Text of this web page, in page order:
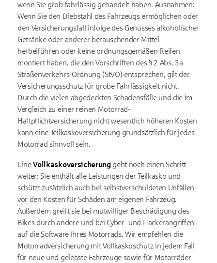
wenn Sie grob fahrlässig gehandelt haben. Ausnahmen:
Wenn Sie den Diebstahl des Fahrzeugs ermöglichen oder
den Versicherungsfall infolge des Genusses alkoholischer
Getränke oder anderer berauschender Mittel
herbeiführen oder keine ordnungsgemäßen Reifen
montiert haben, die den Vorschriften des § 2 Abs. 3a
Straßenverkehrs-Ordnung (StVO) entsprechen, gilt der
Versicherungsschutz für grobe Fahrlässigkeit nicht.
Durch die vielen abgedeckten Schadensfälle und die im
Vergleich zu einer reinen Motorrad-
Haftpflichtversicherung nicht wesentlich höheren Kosten
kann eine Teilkaskoversicherung grundsätzlich für jedes
Motorrad sinnvoll sein.
EineVollkaskoversicherunggeht noch einen Schritt
weiter: Sie enthält alle Leistungen der Teilkasko und
schützt zusätzlich auch bei selbstverschuldeten Unfällen
vor den Kosten für Schäden am eigenen Fahrzeug.
Außerdem greift sie bei mutwilliger Beschädigung des
Bikes durch andere und bei Cyber- und Hackerangriffen
auf die Software Ihres Motorrads. Wir empfehlen die
Motorradversicherung mit Vollkaskoschutz in jedem Fall
für neue und geleaste Fahrzeuge sowie für Motorräder